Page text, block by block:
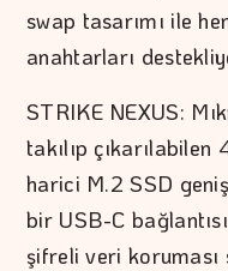
swap tasarımı ile
anahtarları
STRIKE NEXUS:
takılıp
harici M.2 SSD
bir USB-C
şifreli veri koruması